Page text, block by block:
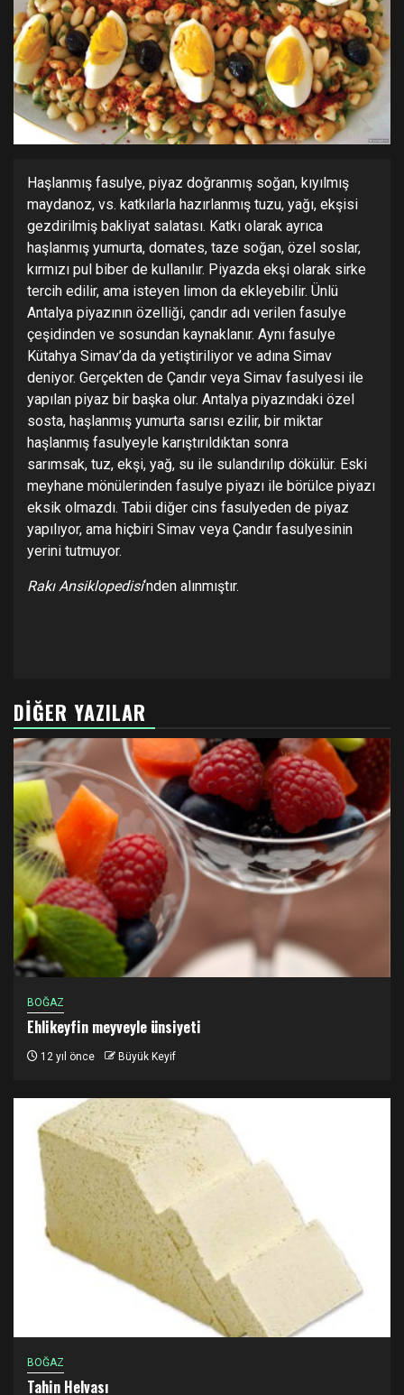
Haşlanmış fasulye, piyaz doğranmış soğan, kıyılmış
maydanoz, vs. katkılarla hazırlanmış tuzu, yağı, ekşisi
gezdirilmiş bakliyat salatası. Katkı olarak ayrıca
haşlanmış yumurta, domates, taze soğan, özel soslar,
kırmızı pul biber de kullanılır. Piyazda ekşi olarak sirke
tercih edilir, ama isteyen limon da ekleyebilir. Ünlü
Antalya piyazının özelliği, çandır adı verilen fasulye
çeşidinden ve sosundan kaynaklanır. Aynı fasulye
Kütahya Simav’da da yetiştiriliyor ve adına Simav
deniyor. Gerçekten de Çandır veya Simav fasulyesi ile
yapılan piyaz bir başka olur. Antalya piyazındaki özel
sosta, haşlanmış yumurta sarısı ezilir, bir miktar
haşlanmış fasulyeyle karıştırıldıktan sonra
sarımsak, tuz, ekşi, yağ, su ile sulandırılıp dökülür. Eski
meyhane mönülerinden fasulye piyazı ile börülce piyazı
eksik olmazdı. Tabii diğer cins fasulyeden de piyaz
yapılıyor, ama hiçbiri Simav veya Çandır fasulyesinin
yerini tutmuyor.
Rakı Ansiklopedisi‘nden alınmıştır.
DIĞER YAZILAR
BOĞAZ
Ehlikeyfin meyveyle ünsiyeti
12 yıl önce Büyük Keyif
BOĞAZ
Tahin Helvası